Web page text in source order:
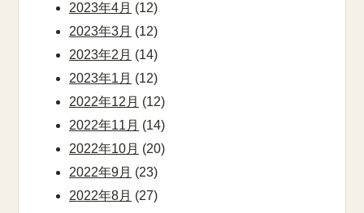
2023年4月 (12)
2023年3月 (12)
2023年2月 (14)
2023年1月 (12)
2022年12月 (12)
2022年11月 (14)
2022年10月 (20)
2022年9月 (23)
2022年8月 (27)